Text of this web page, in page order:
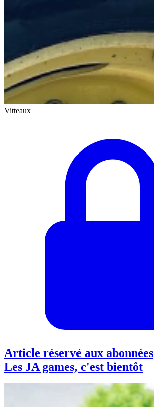
Vitteaux
Article réservé aux abonnées
Les JA games, c'est bientôt